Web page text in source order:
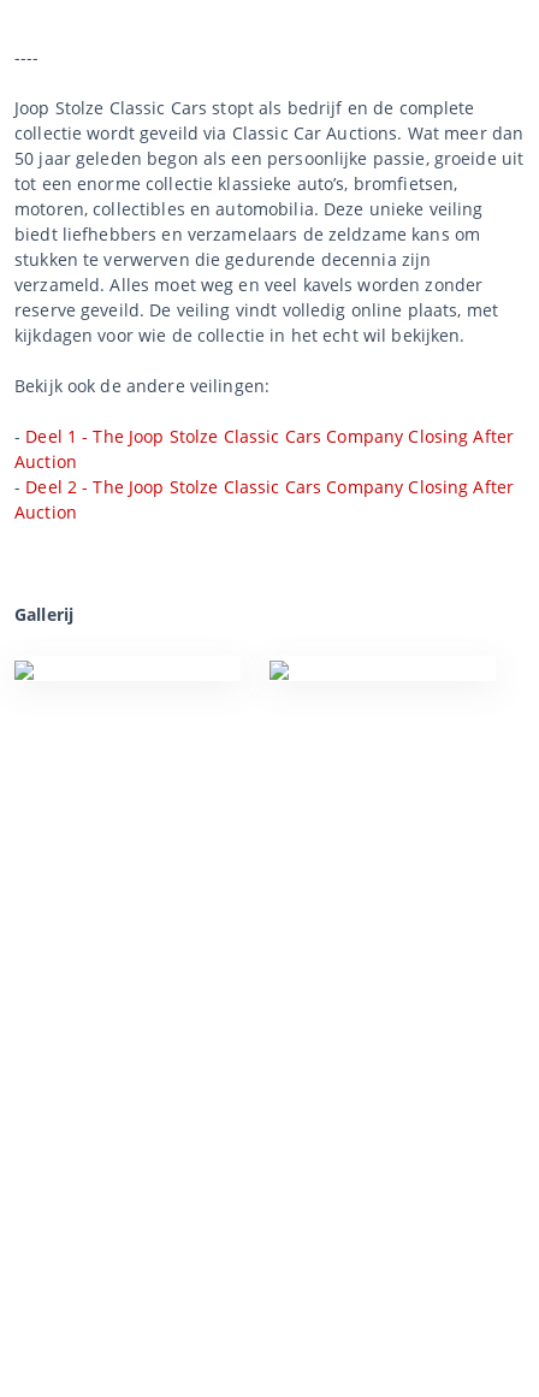
----
Joop Stolze Classic Cars stopt als bedrijf en de complete
collectie wordt geveild via Classic Car Auctions. Wat meer dan
50 jaar geleden begon als een persoonlijke passie, groeide uit
tot een enorme collectie klassieke auto’s, bromfietsen,
motoren, collectibles en automobilia. Deze unieke veiling
biedt liefhebbers en verzamelaars de zeldzame kans om
stukken te verwerven die gedurende decennia zijn
verzameld. Alles moet weg en veel kavels worden zonder
reserve geveild. De veiling vindt volledig online plaats, met
kijkdagen voor wie de collectie in het echt wil bekijken.
Bekijk ook de andere veilingen:
- Deel 1 - The Joop Stolze Classic Cars Company Closing After
Auction
- Deel 2 - The Joop Stolze Classic Cars Company Closing After
Auction
Gallerij